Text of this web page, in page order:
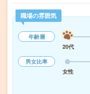
職場の雰囲気
年齢層
20代
男女比率
女性